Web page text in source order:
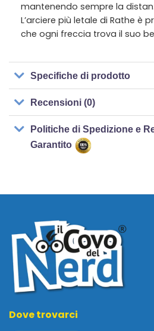
mantenendo sempre la
L’arciere più letale di Rathe è
che ogni freccia trova il suo
Specifiche di prodotto
Recensioni (0)
Politiche di Spedizione e
Garantito
Dove trovarci